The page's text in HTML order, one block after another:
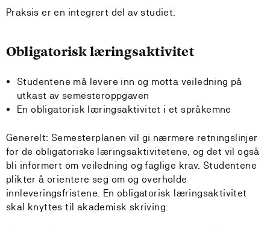
Praksis er en integrert del av studiet.
Obligatorisk læringsaktivitet
Studentene må levere inn og motta veiledning på
utkast av semesteroppgaven
En obligatorisk læringsaktivitet i et språkemne
Generelt: Semesterplanen vil gi nærmere retningslinjer
for de obligatoriske læringsaktivitetene, og det vil også
bli informert om veiledning og faglige krav. Studentene
plikter å orientere seg om og overholde
innleveringsfristene. En obligatorisk læringsaktivitet
skal knyttes til akademisk skriving.